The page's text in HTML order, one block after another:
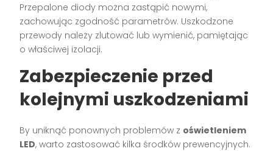
Przepalone diody można zastąpić nowymi,
zachowując zgodność parametrów. Uszkodzone
przewody należy zlutować lub wymienić, pamiętając
o właściwej izolacji.
Zabezpieczenie przed
kolejnymi uszkodzeniami
By uniknąć ponownych problemów z oświetleniem
LED, warto zastosować kilka środków prewencyjnych.